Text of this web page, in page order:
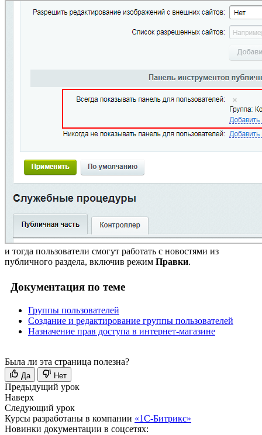
и тогда пользователи смогут работать с новостями из
публичного раздела, включив режим Правки.
Документация по теме
Группы пользователей
Создание и редактирование группы пользователей
Назначение прав доступа в интернет-магазине
Была ли эта страница полезна?
Да Нет
Предыдущий урок
Наверх
Следующий урок
Курсы разработаны в компании «1С-Битрикс»
Новинки документации в соцсетях: